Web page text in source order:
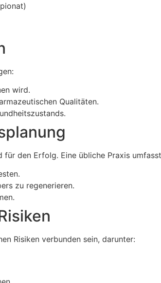
wird.
Qualitäten.
den Erfolg. Eine übliche Praxis
zu regenerieren.
Risiken verbunden sein, darunter: